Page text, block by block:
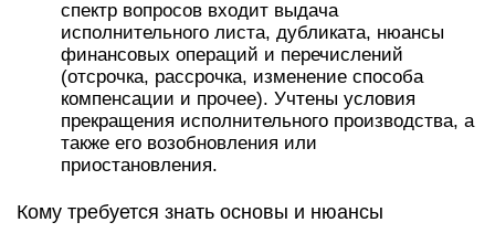
спектр вопросов входит выдача
исполнительного листа, дубликата, нюансы
финансовых операций и перечислений
(отсрочка, рассрочка, изменение способа
компенсации и прочее). Учтены условия
прекращения исполнительного производства, а
также его возобновления или
приостановления.
Кому требуется знать основы и нюансы